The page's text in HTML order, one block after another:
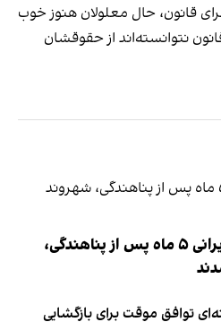
قانون، حال معلولان هنوز خوب
نتوانسته‌اند از حقوقشان
دو فوتبالیست زن ایرانی ۵ ماه پس از پناهندگی،
توافق موقت برای بازگشایی